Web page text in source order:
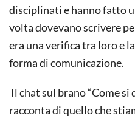
disciplinati e hanno fatto
volta dovevano scrivere
era una verifica tra loro e
forma di comunicazione.
Il chat sul brano “Come
racconta di quello che